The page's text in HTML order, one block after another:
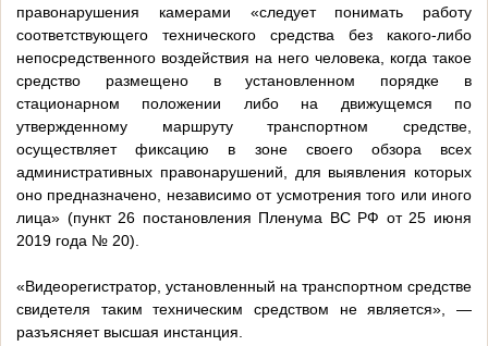
правонарушения камерами «следует понимать работу
соответствующего технического средства без какого-либо
непосредственного воздействия на него человека, когда такое
средство размещено в установленном порядке в
стационарном положении либо на движущемся по
утвержденному маршруту транспортном средстве,
осуществляет фиксацию в зоне своего обзора всех
административных правонарушений, для выявления которых
оно предназначено, независимо от усмотрения того или иного
лица» (пункт 26 постановления Пленума ВС РФ от 25 июня
2019 года № 20).
«Видеорегистратор, установленный на транспортном средстве
свидетеля таким техническим средством не является», —
разъясняет высшая инстанция.